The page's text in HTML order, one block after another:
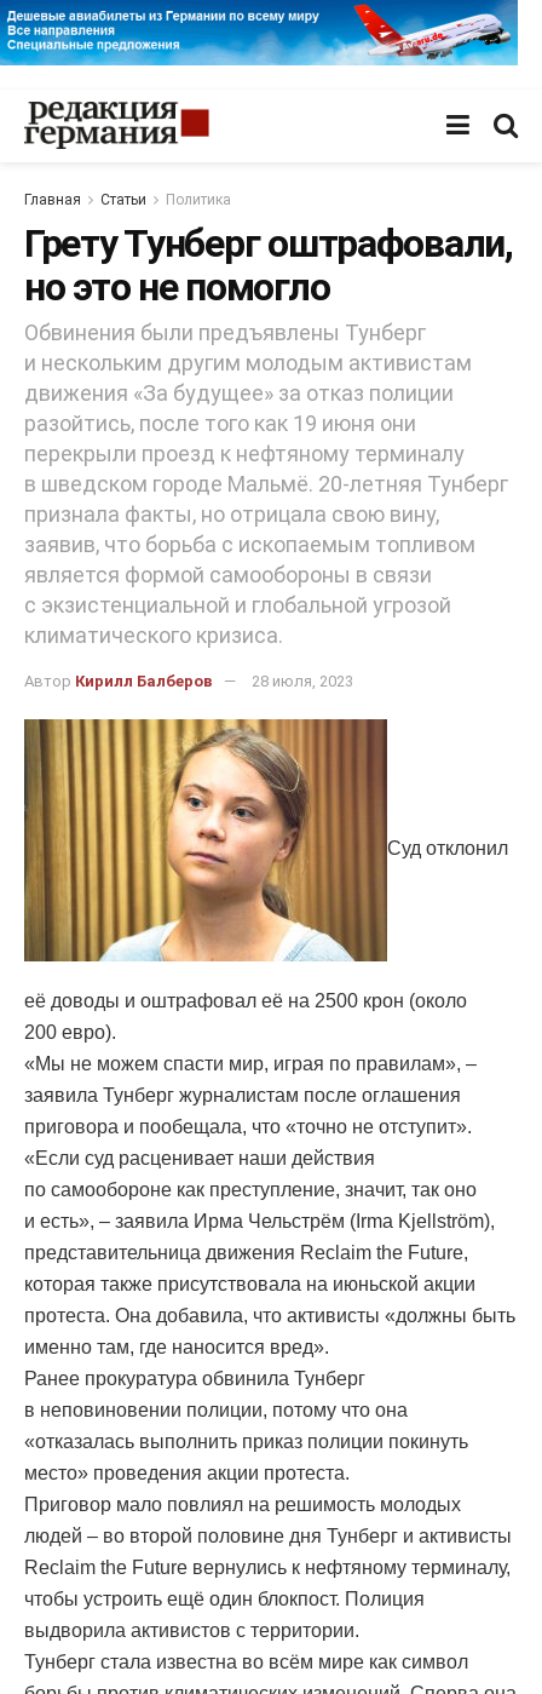
Главная Статьи Политика
Грету Тунберг оштрафовали,
но это не помогло
Обвинения были предъявлены Тунберг
и нескольким другим молодым активистам
движения «За будущее» за отказ полиции
разойтись, после того как 19 июня они
перекрыли проезд к нефтяному терминалу
в шведском городе Мальмё. 20-летняя Тунберг
признала факты, но отрицала свою вину,
заявив, что борьба с ископаемым топливом
является формой самообороны в связи
с экзистенциальной и глобальной угрозой
климатического кризиса.
Автор Кирилл Балберов 28 июля, 2023
Суд отклонил
её доводы и оштрафовал её на 2500 крон (около
200 евро).
«Мы не можем спасти мир, играя по правилам», –
заявила Тунберг журналистам после оглашения
приговора и пообещала, что «точно не отступит».
«Если суд расценивает наши действия
по самообороне как преступление, значит, так оно
и есть», – заявила Ирма Чельстрём (Irma Kjellström),
представительница движения Reclaim the Future,
которая также присутствовала на июньской акции
протеста. Она добавила, что активисты «должны быть
именно там, где наносится вред».
Ранее прокуратура обвинила Тунберг
в неповиновении полиции, потому что она
«отказалась выполнить приказ полиции покинуть
место» проведения акции протеста.
Приговор мало повлиял на решимость молодых
людей – во второй половине дня Тунберг и активисты
Reclaim the Future вернулись к нефтяному терминалу,
чтобы устроить ещё один блокпост. Полиция
выдворила активистов с территории.
Тунберг стала известна во всём мире как символ